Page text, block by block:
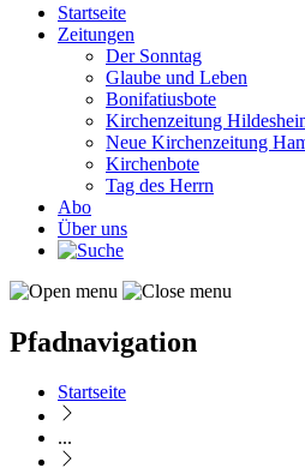
Startseite
Zeitungen
Der Sonntag
Glaube und Leben
Bonifatiusbote
Kirchenzeitung
Neue Kirchenzeitung
Kirchenbote
Tag des Herrn
Abo
Über uns
Pfadnavigation
Startseite
...